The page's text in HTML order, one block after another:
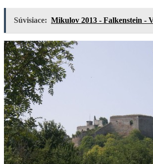
Súvisiace: Mikulov 2013 - Falkenstein -